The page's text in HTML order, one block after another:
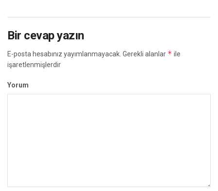
Bir cevap yazın
E-posta hesabınız yayımlanmayacak. Gerekli alanlar * ile
işaretlenmişlerdir
Yorum